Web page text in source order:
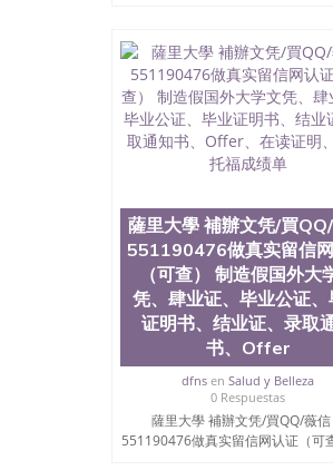
立大学结业证（San
立大学学位证（San
立大学学历证书（San
塞州立大学学历证书（
读CQU中央昆士兰大学
学历
证、毕业证明书、结业
薩里大學 補辦文凭/買
551190476做真实留信
（可查） 制造假国外大
凭、肆业证、毕业公证、
证明书、结业证、录取
书、Offer
dfns enSalud y Belleza
0 Respuestas
薩里大學 補辦文凭/買QQ/薇信
551190476做真实留信网认证（可